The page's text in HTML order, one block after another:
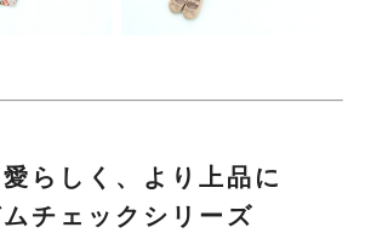
らしく、より上品に
チェックシリーズ